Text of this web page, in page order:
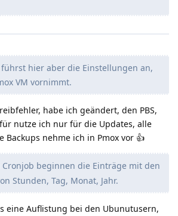
führst hier aber die Einstellungen an,
VM vornimmt.
habe ich geändert, den PBS,
nutze ich nur für die Updates, alle
Backups nehme ich in Pmox vor 👍️
Cronjob beginnen die Einträge mit den
Stunden, Tag, Monat, Jahr.
eine Auflistung bei den Ubunutusern,